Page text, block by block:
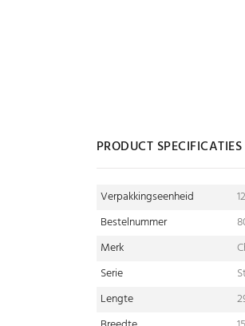
PRODUCT SPECIFICATIES
Verpakkingseenheid
12
Bestelnummer
Merk
Serie
Lengte